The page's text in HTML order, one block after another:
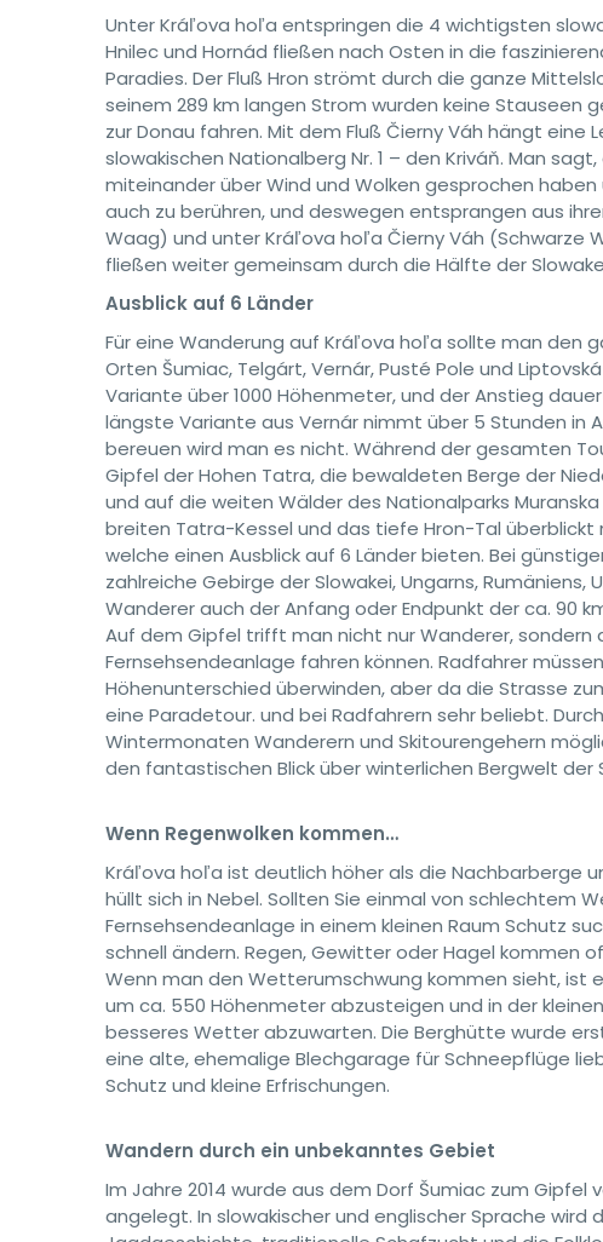
Unter Kráľova hoľa entspringen die 4 wichtigsten
Hnilec und Hornád fließen nach Osten in die
Paradies. Der Fluß Hron strömt durch die ganze
seinem 289 km langen Strom wurden keine Stauseen
zur Donau fahren. Mit dem Fluß Čierny Váh hängt
slowakischen Nationalberg Nr. 1 – den Kriváň. Man
miteinander über Wind und Wolken gesprochen
auch zu berühren, und deswegen entsprangen aus
Waag) und unter Kráľova hoľa Čierny Váh (Schwarze
fließen weiter gemeinsam durch die Hälfte der
Ausblick auf 6 Länder
Für eine Wanderung auf Kráľova hoľa sollte man den
Orten Šumiac, Telgárt, Vernár, Pusté Pole und
Variante über 1000 Höhenmeter, und der Anstieg
längste Variante aus Vernár nimmt über 5 Stunden in
bereuen wird man es nicht. Während der gesamten
Gipfel der Hohen Tatra, die bewaldeten Berge der
und auf die weiten Wälder des Nationalparks
breiten Tatra-Kessel und das tiefe Hron-Tal
welche einen Ausblick auf 6 Länder bieten. Bei
zahlreiche Gebirge der Slowakei, Ungarns,
Wanderer auch der Anfang oder Endpunkt der ca. 90
Auf dem Gipfel trifft man nicht nur Wanderer, sondern
Fernsehsendeanlage fahren können. Radfahrer
Höhenunterschied überwinden, aber da die Strasse
eine Paradetour. und bei Radfahrern sehr beliebt.
Wintermonaten Wanderern und Skitourengehern
den fantastischen Blick über winterlichen Bergwelt der
Wenn Regenwolken kommen…
Kráľova hoľa ist deutlich höher als die Nachbarberge
hüllt sich in Nebel. Sollten Sie einmal von schlechtem
Fernsehsendeanlage in einem kleinen Raum Schutz
schnell ändern. Regen, Gewitter oder Hagel kommen
Wenn man den Wetterumschwung kommen sieht, ist
um ca. 550 Höhenmeter abzusteigen und in der
besseres Wetter abzuwarten. Die Berghütte wurde
eine alte, ehemalige Blechgarage für Schneepflüge
Schutz und kleine Erfrischungen.
Wandern durch ein unbekanntes Gebiet
Im Jahre 2014 wurde aus dem Dorf Šumiac zum
angelegt. In slowakischer und englischer Sprache wird